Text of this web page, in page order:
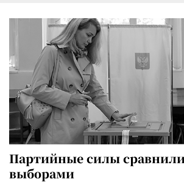
Партийные силы
выборами